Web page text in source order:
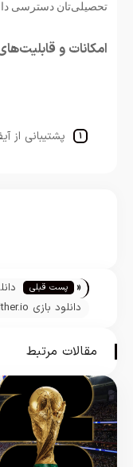
تحصیلی‌تان دسترسی
امکانات و
پشتیبانی از
« پست قبلی
آیپد
مقالات مرتبط